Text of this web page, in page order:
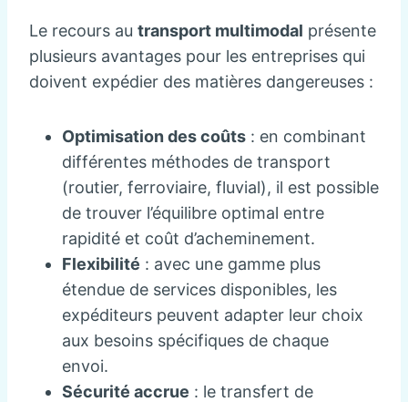
Le recours au transport multimodal présente
plusieurs avantages pour les entreprises qui
doivent expédier des matières dangereuses :
Optimisation des coûts : en combinant
différentes méthodes de transport
(routier, ferroviaire, fluvial), il est possible
de trouver l’équilibre optimal entre
rapidité et coût d’acheminement.
Flexibilité : avec une gamme plus
étendue de services disponibles, les
expéditeurs peuvent adapter leur choix
aux besoins spécifiques de chaque
envoi.
Sécurité accrue : le transfert de